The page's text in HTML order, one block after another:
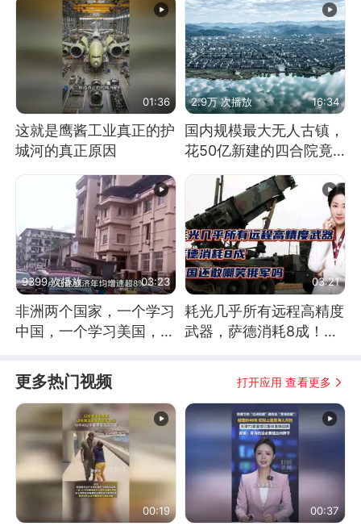
01:36
这就是鹰酱工业真正的护
城河的真正原因
2.9万 次播放 16:34
国内规模最大无人古镇，
花50亿新建的四合院竟
9399 次播放 03:23
非洲两个国家，一个学习
中国，一个学习美国，结
03:21
耗光几乎所有远程高精度
武器，萨德消耗8成！美
更多热门视频 打开应用 查看更多
00:19 00:37